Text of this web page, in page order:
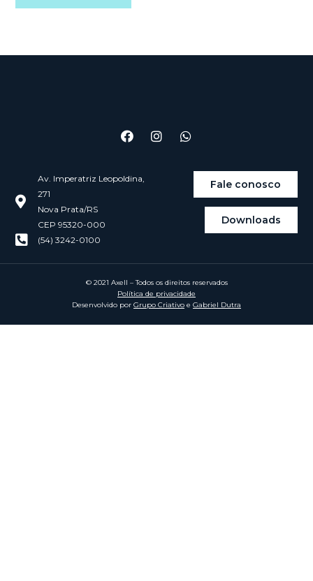
Av. Imperatriz Leopoldina,
271
Nova Prata/RS
CEP 95320-000
(54) 3242-0100
Fale conosco
Downloads
© 2021 Axell – Todos os direitos reservados
Política de privacidade
Desenvolvido por Grupo Criativo e Gabriel Dutra